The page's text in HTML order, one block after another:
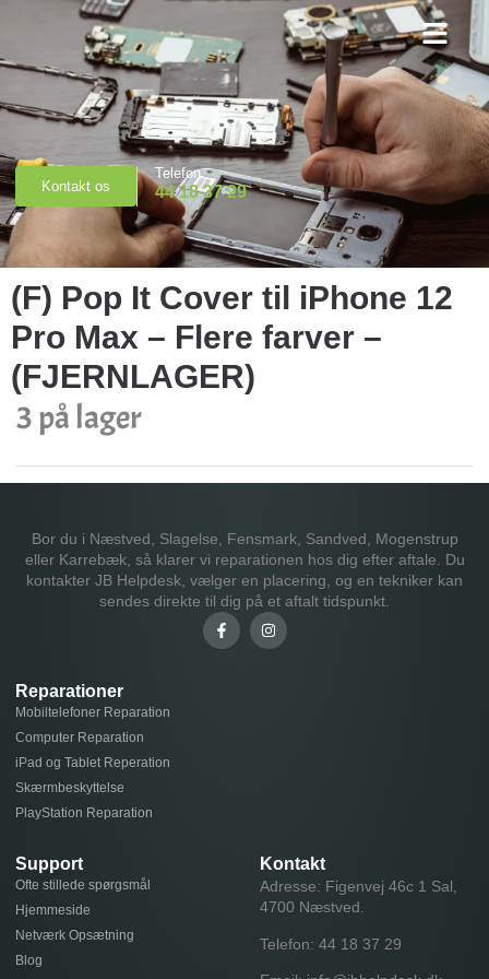
Kontakt os
Telefon
44 18 37 29
(F) Pop It Cover til iPhone 12
Pro Max – Flere farver –
(FJERNLAGER)
3 på lager
Bor du i Næstved, Slagelse, Fensmark, Sandved, Mogenstrup
eller Karrebæk, så klarer vi reparationen hos dig efter aftale. Du
kontakter JB Helpdesk, vælger en placering, og en tekniker kan
sendes direkte til dig på et aftalt tidspunkt.
Reparationer
Mobiltelefoner Reparation
Computer Reparation
iPad og Tablet Reperation
Skærmbeskyttelse
PlayStation Reparation
Support
Ofte stillede spørgsmål
Hjemmeside
Netværk Opsætning
Blog
Kontakt
Adresse: Figenvej 46c 1 Sal,
4700 Næstved.
Telefon: 44 18 37 29